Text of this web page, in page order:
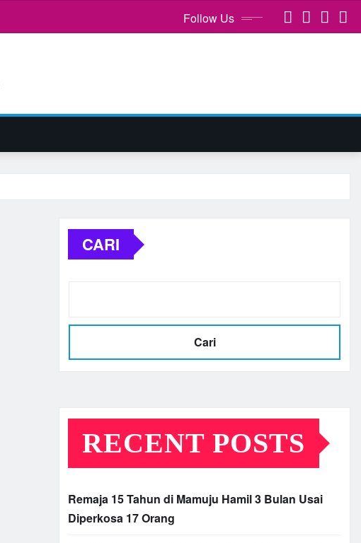
Follow Us
CARI
Cari
RECENT POSTS
Remaja 15 Tahun di Mamuju Hamil 3 Bulan Usai
Diperkosa 17 Orang